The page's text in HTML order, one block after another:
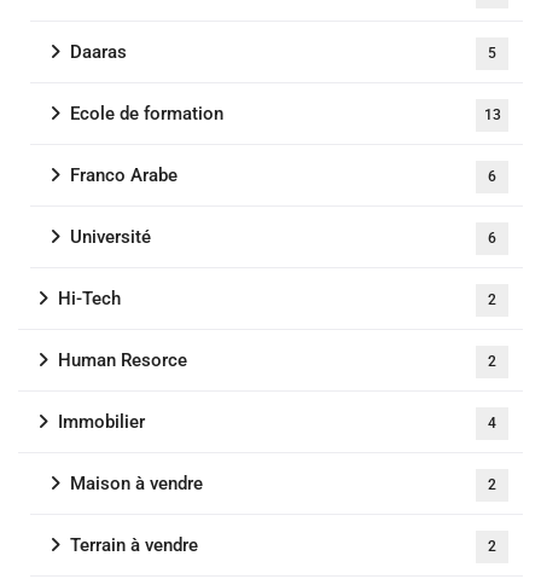
Daaras 5
Ecole de formation 13
Franco Arabe 6
Université 6
Hi-Tech 2
Human Resorce 2
Immobilier 4
Maison à vendre 2
Terrain à vendre 2